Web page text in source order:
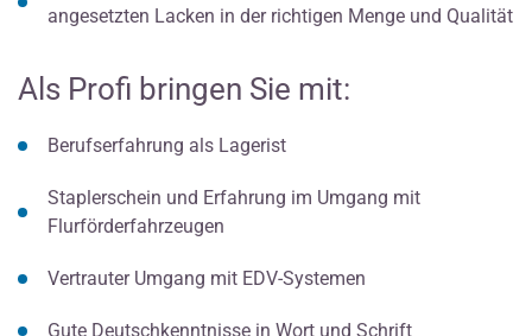
angesetzten Lacken in der richtigen Menge und Qualität
Als Profi bringen Sie mit:
Berufserfahrung als Lagerist
Staplerschein und Erfahrung im Umgang mit
Flurförderfahrzeugen
Vertrauter Umgang mit EDV-Systemen
Gute Deutschkenntnisse in Wort und Schrift